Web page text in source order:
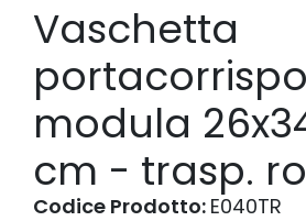
Vaschetta
modula
cm - trasp.
Codice Prodotto: E040TR